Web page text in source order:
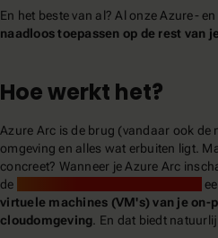
En het beste van al? Al onze Azure-
naadloos toepassen op de rest van
Hoe werkt het?
Azure Arc is de brug (vandaar ook de
omgeving en alles wat erbuiten ligt.
concreet? Wanneer je Azure Arc
de
virtuele machines (VM's) van je on-
cloudomgeving . En dat biedt